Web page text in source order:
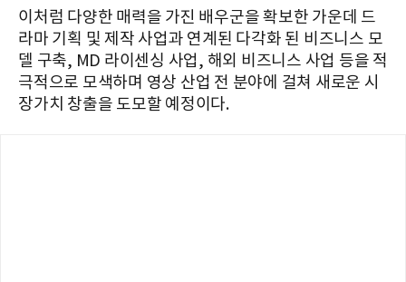
이처럼 다양한 매력을 가진 배우군을 확보한 가운데 드
라마 기획 및 제작 사업과 연계된 다각화 된 비즈니스 모
델 구축, MD 라이센싱 사업, 해외 비즈니스 사업 등을 적
극적으로 모색하며 영상 산업 전 분야에 걸쳐 새로운 시
장가치 창출을 도모할 예정이다.